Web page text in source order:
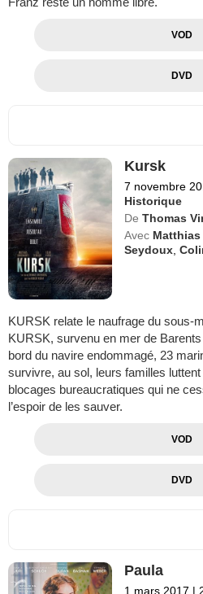
VOD
DVD
Kursk
7 novembre
Historique
De Thomas
Avec
Seydoux ,
KURSK relate le naufrage du sous-
KURSK, survenu en mer de Barents
bord du navire endommagé, 23
survivre, au sol, leurs familles
blocages bureaucratiques qui ne
l’espoir de les sauver.
VOD
DVD
Paula
1 mars 2017 |